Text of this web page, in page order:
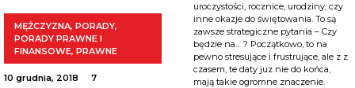
MĘŻCZYZNA, PORADY,
PORADY PRAWNE I
FINANSOWE, PRAWNE
10 grudnia, 2018
7
uroczystości, rocznice, urodziny, czy
inne okazje do świętowania. To są
zawsze strategiczne pytania – Czy
będzie na… ? Początkowo, to na
pewno stresujące i frustrujące, ale z z
czasem, te daty juz nie do końca,
mają takie ogromne znaczenie.